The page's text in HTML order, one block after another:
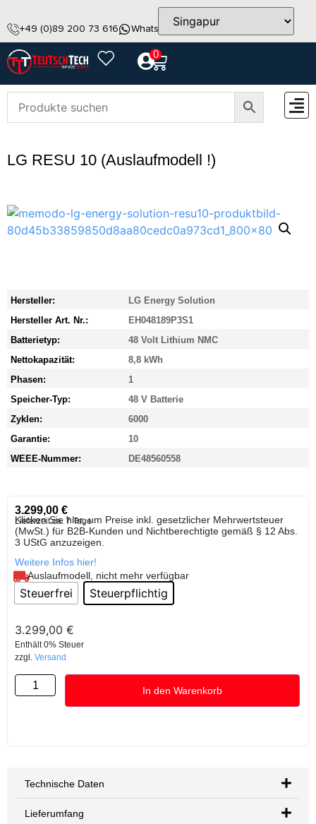
+49 (0)89 200 73 616 WhatsApp info@teutschtech.com
0
LG RESU 10 (Auslaufmodell !)
Hersteller:
LG Energy Solution
Hersteller Art. Nr.:
EH048189P3S1
Batterietyp:
48 Volt Lithium NMC
Nettokapazität:
8,8 kWh
Phasen:
1
Speicher-Typ:
48 V Batterie
Zyklen:
6000
Garantie:
10
WEEE-Nummer:
DE48560558
3.299,00 €
Lieferzeit:ca. 7 Tage
Klicken Sie hier, um Preise inkl. gesetzlicher Mehrwertsteuer
(MwSt.) für B2B-Kunden und Nichtberechtigte gemäß § 12 Abs.
3 UStG anzuzeigen.
Weitere Infos hier!
Auslaufmodell, nicht mehr verfügbar
Steuerfrei Steuerpflichtig
3.299,00 €
Enthält 0% Steuer
zzgl. Versand
In den Warenkorb
Technische Daten
Lieferumfang